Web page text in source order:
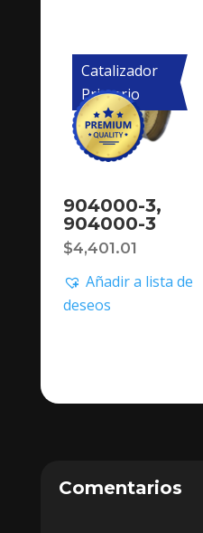
Catalizador
Primario
904000-3,
904000-3
$4,401.01
Añadir a lista de
deseos
Comentarios